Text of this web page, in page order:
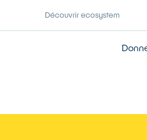
Découvrir ecosystem